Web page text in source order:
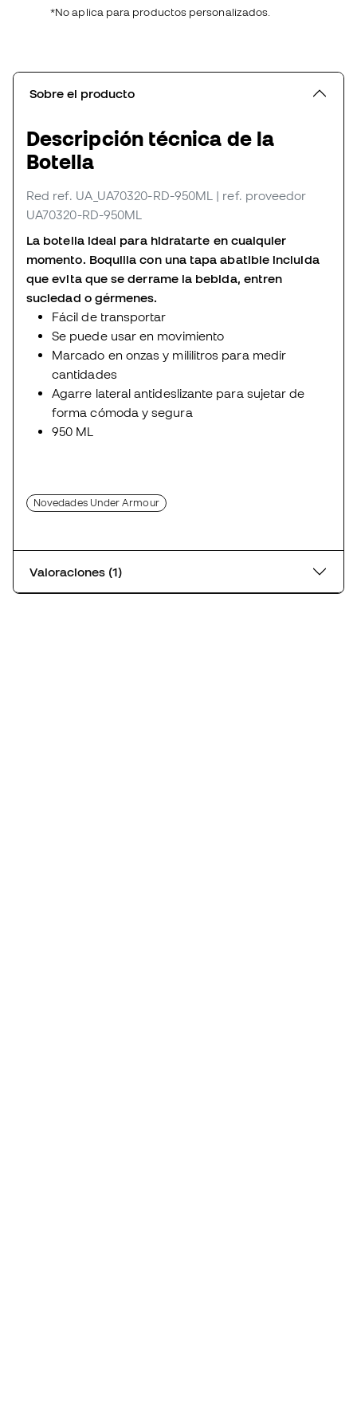
*No aplica para productos personalizados.
Sobre el producto
Descripción técnica de la
Botella
Red ref. UA_UA70320-RD-950ML | ref. proveedor
UA70320-RD-950ML
La botella ideal para hidratarte en cualquier
momento. Boquilla con una tapa abatible incluida
que evita que se derrame la bebida, entren
suciedad o gérmenes.
Fácil de transportar
Se puede usar en movimiento
Marcado en onzas y mililitros para medir
cantidades
Agarre lateral antideslizante para sujetar de
forma cómoda y segura
950 ML
Novedades Under Armour
Valoraciones (1)